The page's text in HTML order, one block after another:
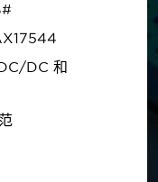
DC 和